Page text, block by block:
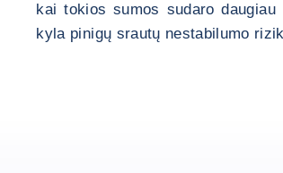
kai tokios sumos sudaro
kyla pinigų srautų nestabilumo